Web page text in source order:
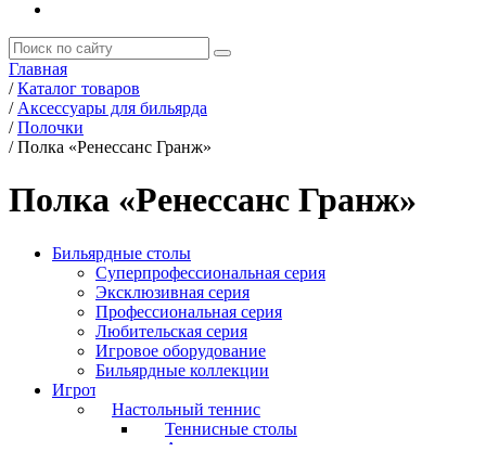
Главная
/ Каталог товаров
/ Аксессуары для бильярда
/ Полочки
/ Полка «Ренессанс Гранж»
Полка «Ренессанс Гранж»
Бильярдные столы
Суперпрофессиональная серия
Эксклюзивная серия
Профессиональная серия
Любительская серия
Игровое оборудование
Бильярдные коллекции
Игротека
Настольный теннис
Теннисные столы